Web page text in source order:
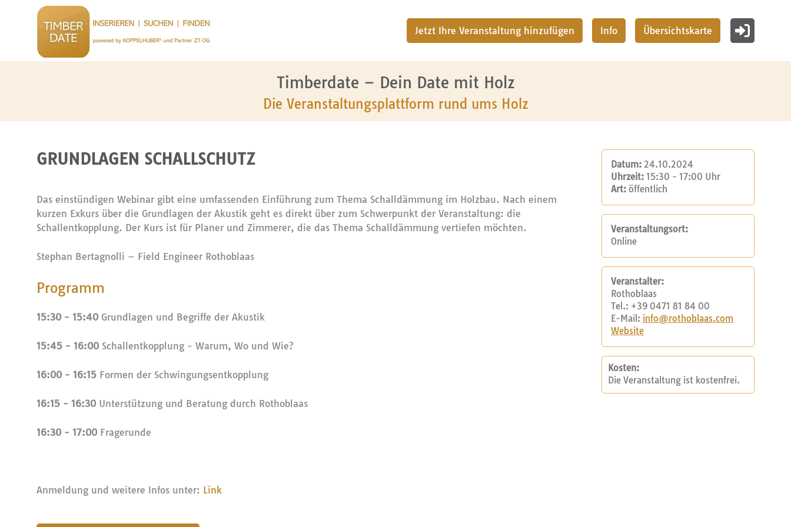
Jetzt Ihre Veranstaltung hinzufügen Info Übersichtskarte
Timberdate – Dein Date mit Holz
Die Veranstaltungsplattform rund ums Holz
GRUNDLAGEN SCHALLSCHUTZ
Das einstündigen Webinar gibt eine umfassenden Einführung zum Thema Schalldämmung im Holzbau. Nach einem
kurzen Exkurs über die Grundlagen der Akustik geht es direkt über zum Schwerpunkt der Veranstaltung: die
Schallentkopplung. Der Kurs ist für Planer und Zimmerer, die das Thema Schalldämmung vertiefen möchten.
Stephan Bertagnolli – Field Engineer Rothoblaas
Programm
15:30 - 15:40 Grundlagen und Begriffe der Akustik
15:45 - 16:00 Schallentkopplung - Warum, Wo und Wie?
16:00 - 16:15 Formen der Schwingungsentkopplung
16:15 - 16:30 Unterstützung und Beratung durch Rothoblaas
16:30 - 17:00 Fragerunde
Anmeldung und weitere Infos unter: Link
Datum: 24.10.2024
Uhrzeit: 15:30 - 17:00 Uhr
Art: öffentlich
Veranstaltungsort:
Online
Veranstalter:
Rothoblaas
Tel.: +39 0471 81 84 00
E-Mail: info@rothoblaas.com
Website
Kosten:
Die Veranstaltung ist kostenfrei.